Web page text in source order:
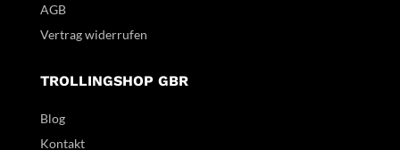
AGB
Vertrag widerrufen
TROLLINGSHOP GBR
Blog
Kontakt